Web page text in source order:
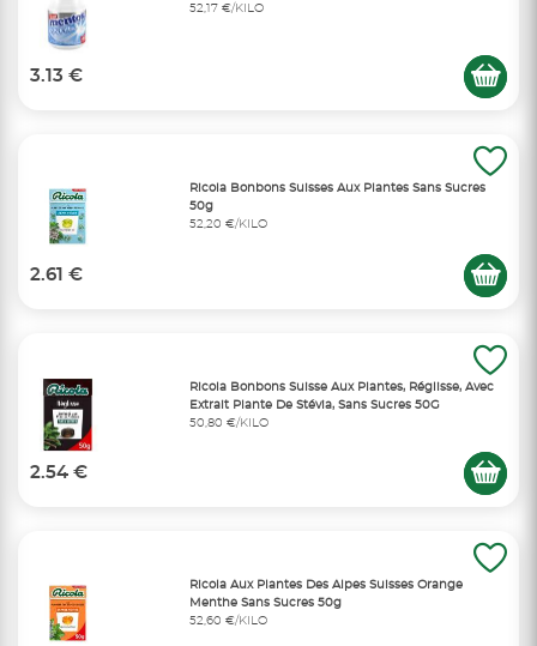
52,17 €/KILO
3.13 €
Ricola Bonbons Suisses Aux Plantes Sans Sucres
50g
52,20 €/KILO
2.61 €
Ricola Bonbons Suisse Aux Plantes, Réglisse, Avec
Extrait Plante De Stévia, Sans Sucres 50G
50,80 €/KILO
2.54 €
Ricola Aux Plantes Des Alpes Suisses Orange
Menthe Sans Sucres 50g
52,60 €/KILO